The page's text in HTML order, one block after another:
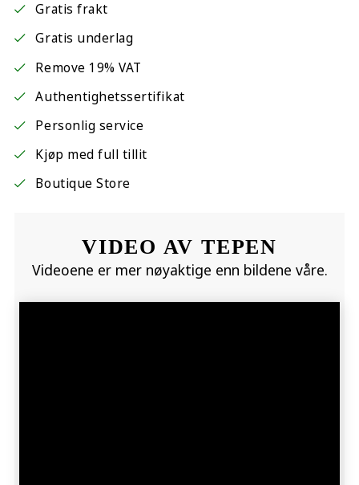
Gratis frakt
Gratis underlag
Remove 19% VAT
Authentighetssertifikat
Personlig service
Kjøp med full tillit
Boutique Store
VIDEO AV TEPEN
Videoene er mer nøyaktige enn bildene våre.